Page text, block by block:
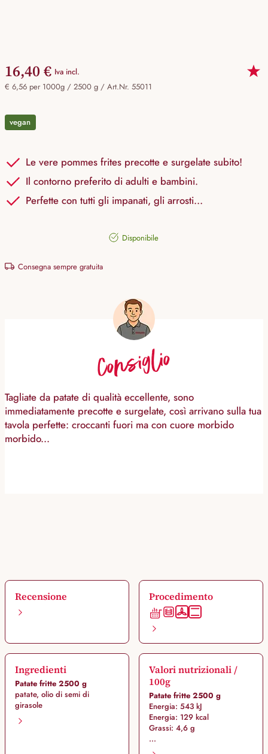
16,40 € Iva incl.
€ 6,56 per 1000g / 2500 g / Art.Nr. 55011
vegan
Le vere pommes frites precotte e surgelate subito!
Il contorno preferito di adulti e bambini.
Perfette con tutti gli impanati, gli arrosti…
Disponibile
Consegna sempre gratuita
Consiglio
Tagliate da patate di qualità eccellente, sono
immediatamente precotte e surgelate, così arrivano sulla tua
tavola perfette: croccanti fuori ma con cuore morbido
morbido...
Recensione Procedimento
Ingredienti
Patate fritte 2500 g
patate, olio di semi di
girasole
Valori nutrizionali /
100g
Patate fritte 2500 g
Energia: 543 kJ
Energia: 129 kcal
Grassi: 4,6 g
...